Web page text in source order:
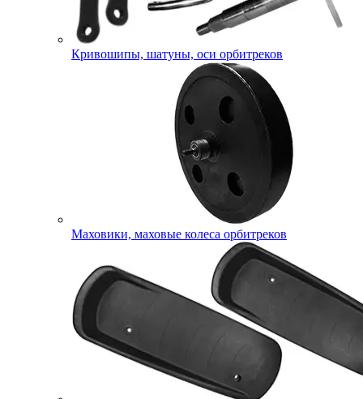
Кривошипы, шатуны, оси орбитреков
Маховики, маховые колеса орбитреков